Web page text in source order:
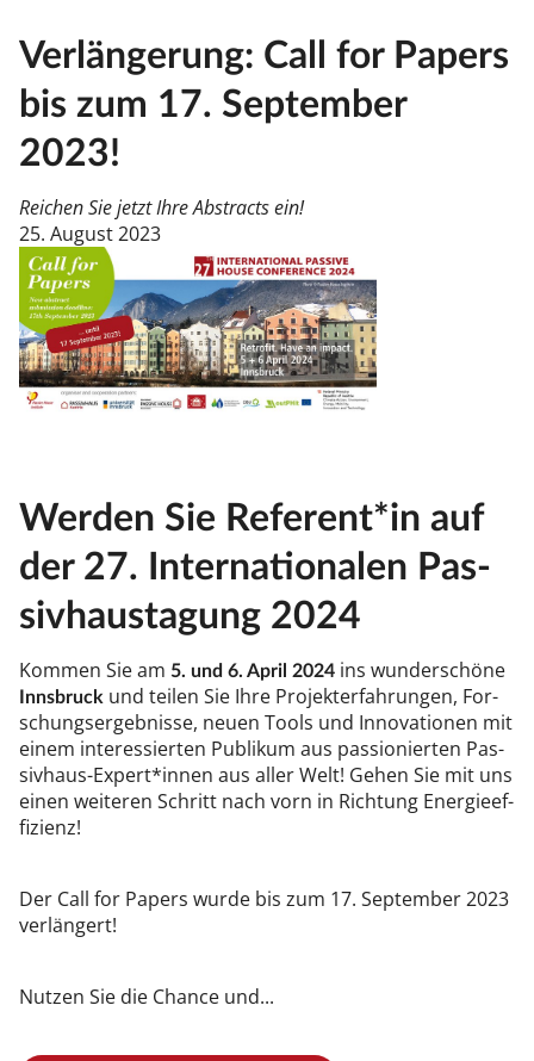
Verlängerung: Call for Papers
bis zum 17. September
2023!
Reichen Sie jetzt Ihre Abstracts ein!
25. August 2023
Wer­den Sie Re­fe­rent*in auf
der 27. In­ter­na­tio­na­len Pas­
siv­haus­ta­gung 2024
Kom­men Sie am 5. und 6. April 2024 ins wun­der­schö­ne
Inns­bruck und tei­len Sie Ih­re Pro­jek­ter­fah­run­gen, For­
schungs­er­geb­nis­se, neu­en Tools und In­no­va­tio­nen mit
ei­nem in­ter­es­sier­ten Pu­bli­kum aus pas­sio­nier­ten Pas­
siv­haus-Ex­pert*in­nen aus al­ler Welt! Ge­hen Sie mit uns
einen wei­te­ren Schritt nach vorn in Rich­tung Ener­gie­ef­
fi­zi­enz!
Der Call for Pa­pers wur­de bis zum 17. Sep­tem­ber 2023
ver­län­gert!
Nut­zen Sie die Chan­ce und...